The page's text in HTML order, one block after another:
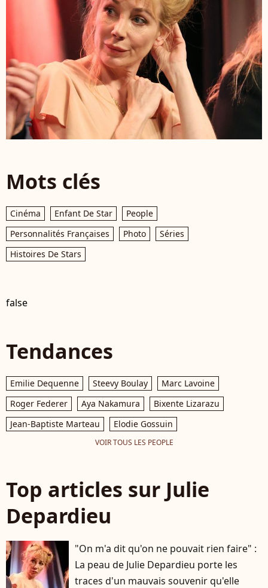
Mots clés
Cinéma Enfant De Star
People
Personnalités Françaises
Photo
Séries
Histoires De Stars
false
Tendances
Emilie Dequenne Steevy Boulay
Marc Lavoine
Roger Federer
Aya Nakamura
Bixente Lizarazu
Jean-Baptiste Marteau
Elodie Gossuin
VOIR TOUS LES PEOPLE
Top articles sur Julie
Depardieu
"On m'a dit qu'on ne pouvait rien faire" :
La peau de Julie Depardieu porte les
traces d'un mauvais souvenir qu'elle